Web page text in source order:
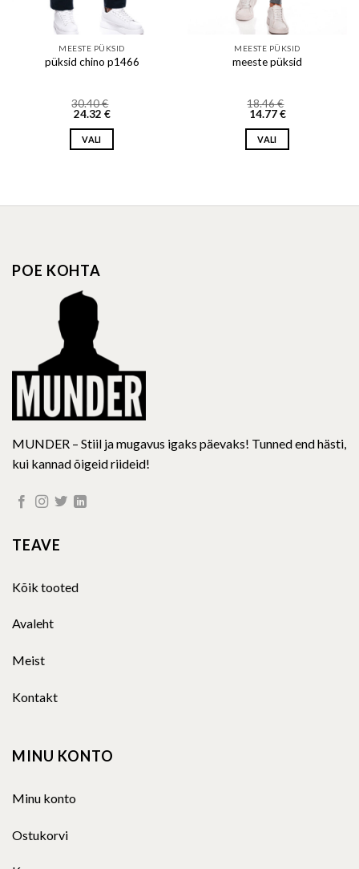
MEESTE PÜKSID
püksid chino p1466
30.40€
24.32 €
VALI
multiple
may
chosen
on
the
product
page
MEESTE PÜKSID
meeste püksid
18.46€
14.77€
VALI
multiple
POE KOHTA
MUNDER – Stiil ja mugavus igaks päevaks! Tunned end hästi,
kui kannad õigeid riideid!
TEAVE
Kõik tooted
Avaleht
Meist
Kontakt
MINU KONTO
Minu konto
Ostukorvi